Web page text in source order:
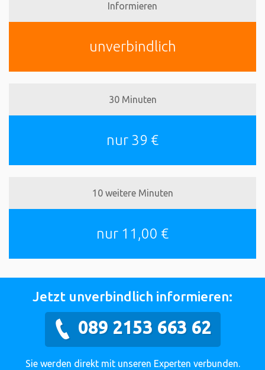
Informieren
unverbindlich
30 Minuten
nur 39 €
10 weitere Minuten
nur 11,00 €
Jetzt unverbindlich informieren:
089 2153 663 62
Sie werden direkt mit unseren Experten verbunden.